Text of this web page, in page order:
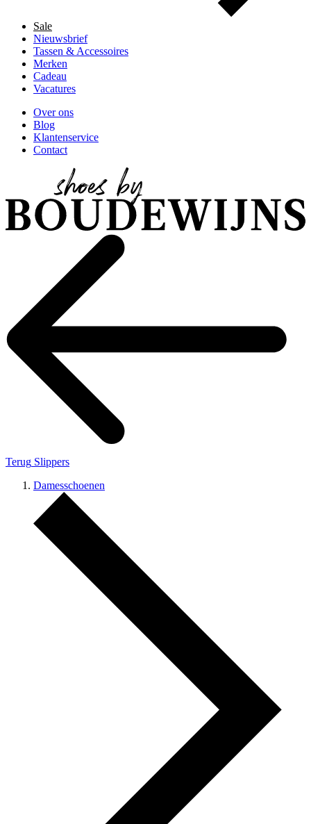
Sale
Nieuwsbrief
Tassen & Accessoires
Merken
Cadeau
Vacatures
Over ons
Blog
Klantenservice
Contact
Terug Slippers
Damesschoenen